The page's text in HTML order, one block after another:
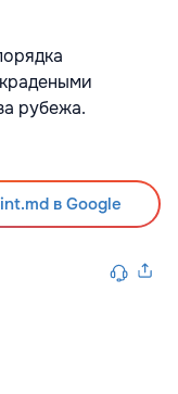
рубежа.
в Google